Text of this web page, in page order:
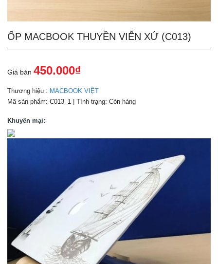
ỐP MACBOOK THUYỀN VIỄN XỨ (C013)
Giá bán 450.000₫
Thương hiệu : MACBOOK VIỆT
Mã sản phẩm: C013_1 | Tình trạng: Còn hàng
Khuyến mại: